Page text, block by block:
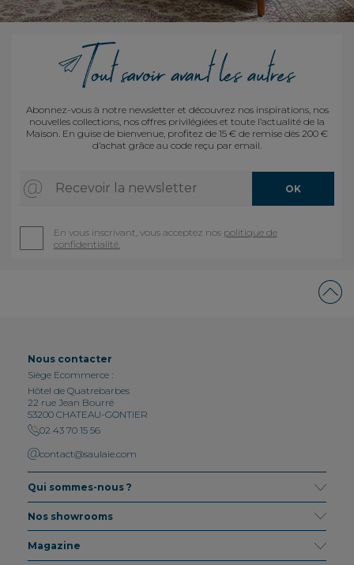
Abonnez-vous à notre newsletter et découvrez nos inspirations, nos
nouvelles collections, nos offres privilégiées et toute l’actualité de la
Maison. En guise de bienvenue, profitez de 15 € de remise dès 200 €
d’achat grâce au code reçu par email.
Recevoir la newsletter OK
En vous inscrivant, vous acceptez nos politique de
confidentialité.
Nous contacter
Siège Ecommerce :
Hôtel de Quatrebarbes
22 rue Jean Bourré
53200 CHATEAU-GONTIER
02 43 70 15 56
contact@saulaie.com
Qui sommes-nous ?
Nos showrooms
Magazine